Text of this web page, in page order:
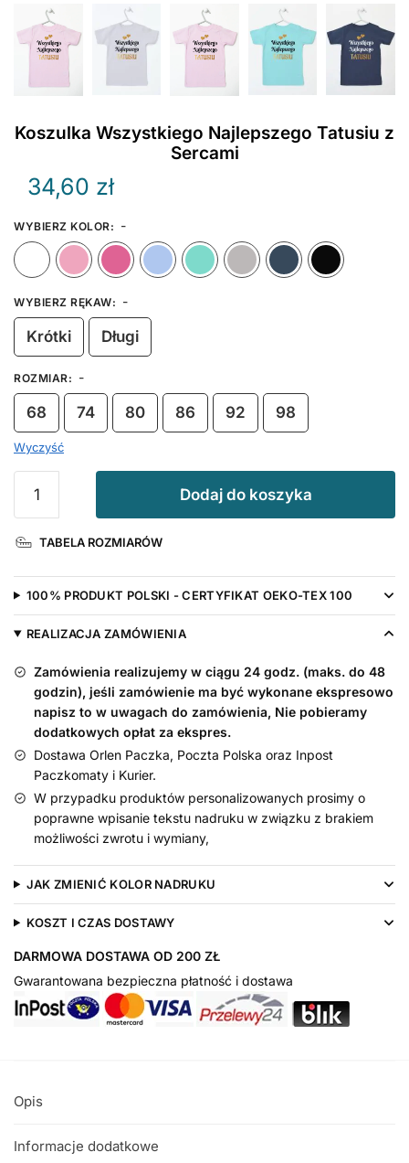
Koszulka Wszystkiego Najlepszego Tatusiu z
Sercami
34,60 zł
WYBIERZ KOLOR: -
Biały
Różowy Ciemny Różowy
Błękitny MiętowySzary
WYBIERZ RĘKAW: -
Krótki Długi
ROZMIAR: -
68 74 80 86 92 98
Wyczyść
Koszulka
Wszystkiego
Najlepszego
z
Sercami
Dodaj do koszyka
TABELA ROZMIARÓW
100% PRODUKT POLSKI - CERTYFIKAT OEKO-TEX 100
REALIZACJA ZAMÓWIENIA
Zamówienia realizujemy w ciągu 24 godz. (maks. do 48
godzin), jeśli zamówienie ma być wykonane ekspresowo
napisz to w uwagach do zamówienia, Nie pobieramy
dodatkowych opłat za ekspres.
Dostawa Orlen Paczka, Poczta Polska oraz Inpost
Paczkomaty i Kurier.
W przypadku produktów personalizowanych prosimy o
poprawne wpisanie tekstu nadruku w związku z brakiem
możliwości zwrotu i wymiany,
JAK ZMIENIĆ KOLOR NADRUKU
KOSZT I CZAS DOSTAWY
DARMOWA DOSTAWA OD 200 ZŁ
Gwarantowana bezpieczna płatność i dostawa
Opis
Informacje dodatkowe